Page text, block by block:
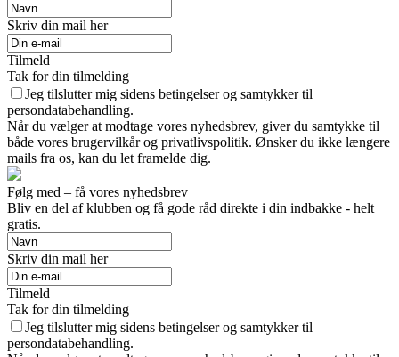
Skriv din mail her
Tilmeld
Tak for din tilmelding
Jeg tilslutter mig sidens betingelser og samtykker til
persondatabehandling.
Når du vælger at modtage vores nyhedsbrev, giver du samtykke til
både vores brugervilkår og privatlivspolitik. Ønsker du ikke længere
mails fra os, kan du let framelde dig.
Følg med – få vores nyhedsbrev
Bliv en del af klubben og få gode råd direkte i din indbakke - helt
gratis.
Skriv din mail her
Tilmeld
Tak for din tilmelding
Jeg tilslutter mig sidens betingelser og samtykker til
persondatabehandling.